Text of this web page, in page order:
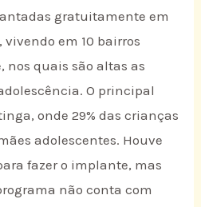
gratuitamente em
vivendo em 10 bairros
nos quais são altas as
O principal
onde 29% das crianças
adolescentes. Houve
fazer o implante, mas
não conta com